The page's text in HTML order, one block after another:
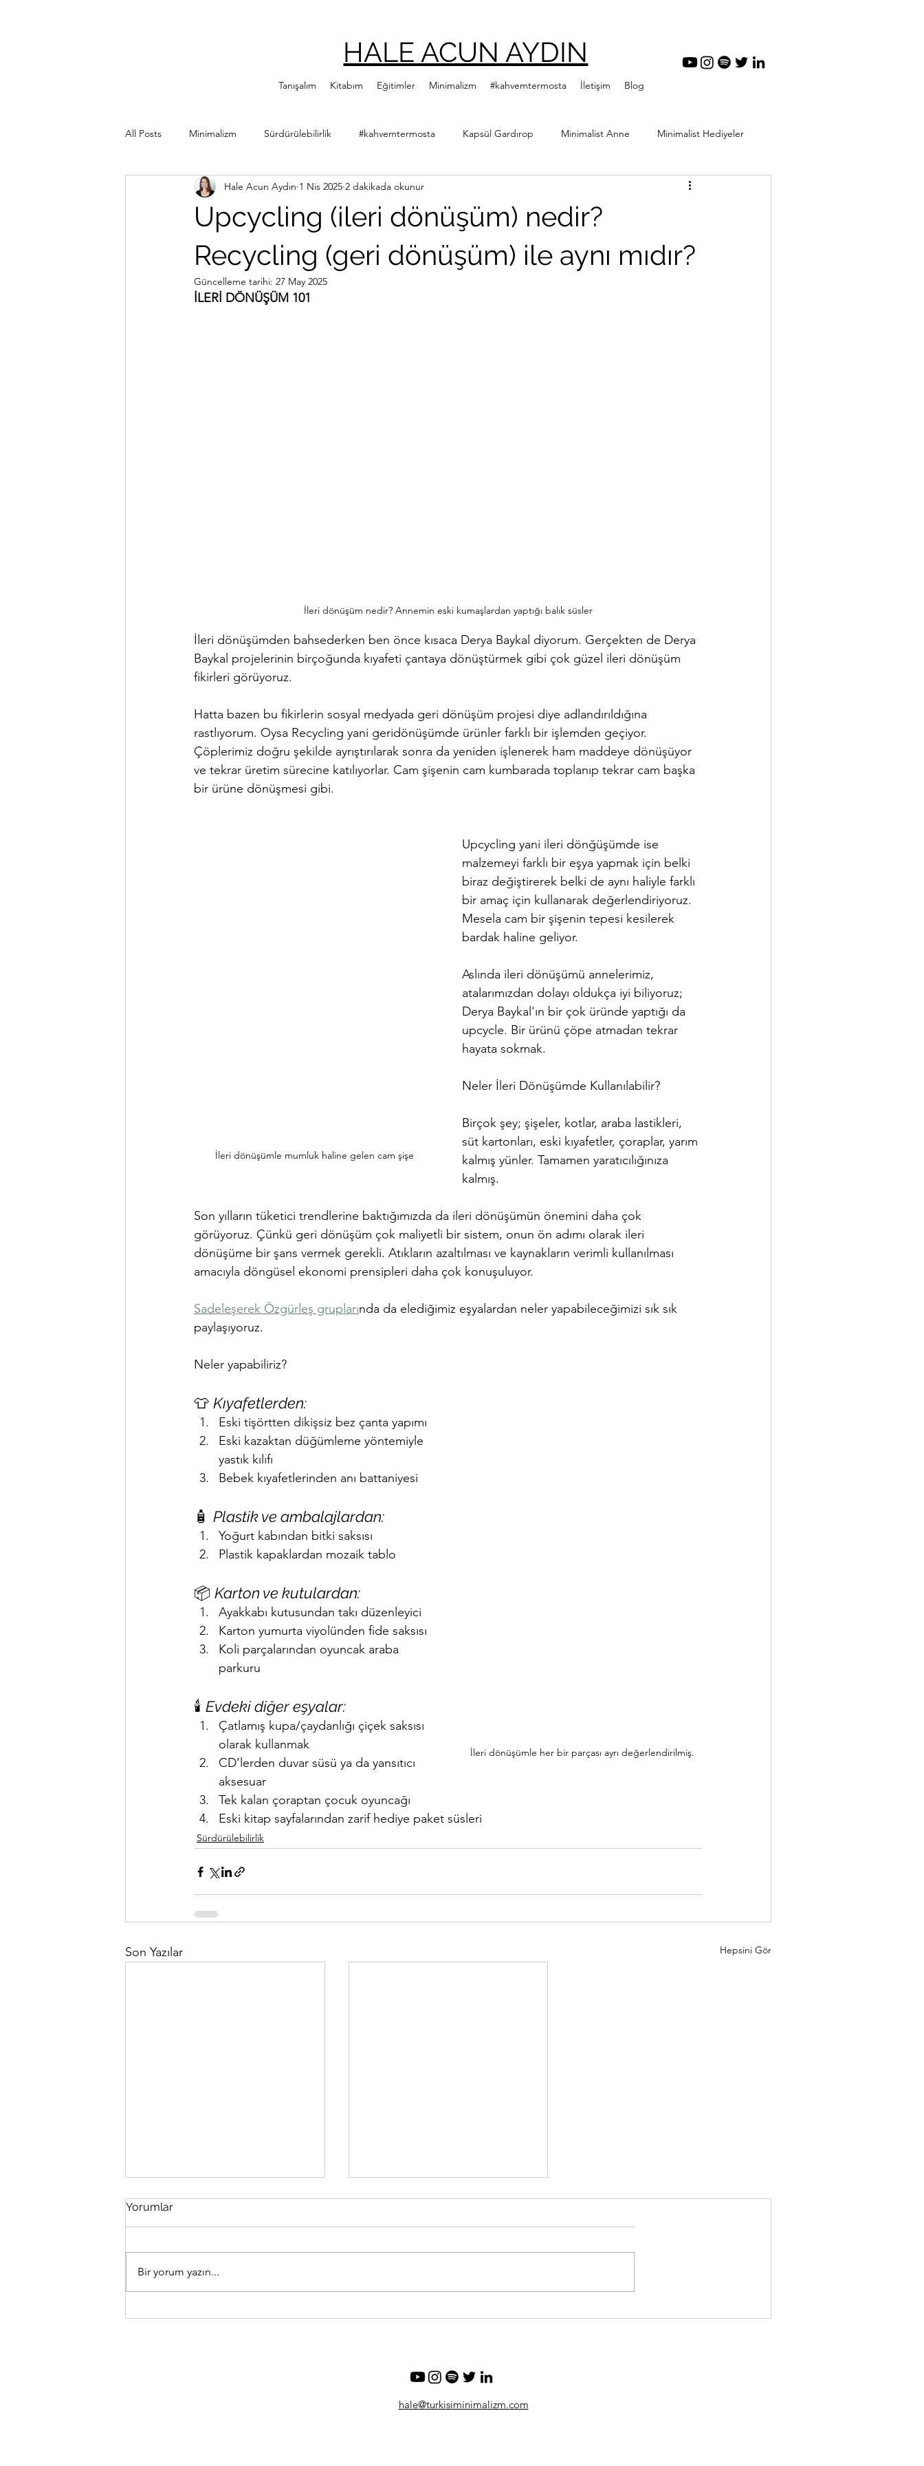
HALE ACUN AYDIN
Tanışalım Kitabım Eğitimler Minimalizm #kahvemtermosta İletişim Blog
All Posts Minimalizm Sürdürülebilirlik #kahvemtermosta Kapsül Gardırop Minimalist Anne Minimalist Hediyeler
Minimalist Seyahat İlham Verenler Minimalist Kitap Önerileri
Sürdürülebilir Mutfak Rutinler Hale Acun Aydın Çıtır Kızlar Kitap Kulübü
Upcycling (ileri dönüşüm) nedir?
Recycling (geri dönüşüm) ile aynı mıdır?
Hale Acun Aydın 1 Nis 2025 2 dakikada okunur
Güncelleme tarihi: 27 May 2025
İLERİ DÖNÜŞÜM 101
İleri dönüşüm nedir? Annemin eski kumaşlardan yaptığı balık süsler
İleri dönüşümden bahsederken ben önce kısaca Derya Baykal diyorum. Gerçekten de Derya
Baykal projelerinin birçoğunda kıyafeti çantaya dönüştürmek gibi çok güzel ileri dönüşüm
fikirleri görüyoruz.
Hatta bazen bu fikirlerin sosyal medyada geri dönüşüm projesi diye adlandırıldığına
rastlıyorum. Oysa Recycling yani geridönüşümde ürünler farklı bir işlemden geçiyor.
Çöplerimiz doğru şekilde ayrıştırılarak sonra da yeniden işlenerek ham maddeye dönüşüyor
ve tekrar üretim sürecine katılıyorlar. Cam şişenin cam kumbarada toplanıp tekrar cam başka
bir ürüne dönüşmesi gibi.
İleri dönüşümle mumluk haline gelen cam şişe
Upcycling yani ileri dönğüşümde ise
malzemeyi farklı bir eşya yapmak için belki
biraz değiştirerek belki de aynı haliyle farklı
bir amaç için kullanarak değerlendiriyoruz.
Mesela cam bir şişenin tepesi kesilerek
bardak haline geliyor.
Aslında ileri dönüşümü annelerimiz,
atalarımızdan dolayı oldukça iyi biliyoruz;
Derya Baykal'ın bir çok üründe yaptığı da
upcycle. Bir ürünü çöpe atmadan tekrar
hayata sokmak.
Neler İleri Dönüşümde Kullanılabilir?
Birçok şey; şişeler, kotlar, araba lastikleri,
süt kartonları, eski kıyafetler, çoraplar, yarım
kalmış yünler. Tamamen yaratıcılığınıza
kalmış.
Son yılların tüketici trendlerine baktığımızda da ileri dönüşümün önemini daha çok
görüyoruz. Çünkü geri dönüşüm çok maliyetli bir sistem, onun ön adımı olarak ileri
dönüşüme bir şans vermek gerekli. Atıkların azaltılması ve kaynakların verimli kullanılması
amacıyla döngüsel ekonomi prensipleri daha çok konuşuluyor.
Sadeleşerek Özgürleş gruplarında da elediğimiz eşyalardan neler yapabileceğimizi sık sık
paylaşıyoruz.
İleri dönüşümle her bir parçası ayrı değerlendirilmiş.
Neler yapabiliriz?
👕 Kıyafetlerden:
Eski tişörtten dikişsiz bez çanta yapımı
Eski kazaktan düğümleme yöntemiyle
yastık kılıfı
Bebek kıyafetlerinden anı battaniyesi
🧴 Plastik ve ambalajlardan:
Yoğurt kabından bitki saksısı
Plastik kapaklardan mozaik tablo
📦 Karton ve kutulardan:
Ayakkabı kutusundan takı düzenleyici
Karton yumurta viyolünden fide saksısı
Koli parçalarından oyuncak araba
parkuru
🕯️ Evdeki diğer eşyalar:
Çatlamış kupa/çaydanlığı çiçek saksısı
olarak kullanmak
CD’lerden duvar süsü ya da yansıtıcı
aksesuar
Tek kalan çoraptan çocuk oyuncağı
Eski kitap sayfalarından zarif hediye paket süsleri
Sürdürülebilirlik
Son Yazılar Hepsini Gör
Yorumlar
Bir yorum yazın...
hale@turkisiminimalizm.com